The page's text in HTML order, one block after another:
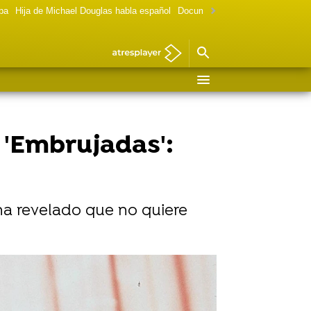
Hija de Michael Douglas habla español Documental Las chicas Gilmore
revelado que no quiere